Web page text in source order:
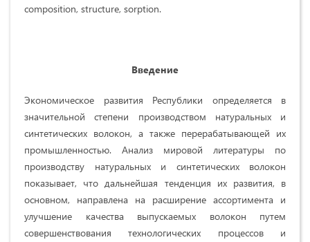
composition, structure, sorption.
Введение
Экономическое развития Республики определяется в
значительной степени производством натуральных и
синтетических волокон, а также перерабатывающей их
промышленностью. Анализ мировой литературы по
производству натуральных и синтетических волокон
показывает, что дальнейшая тенденция их развития, в
основном, направлена на расширение ассортимента и
улучшение качества выпускаемых волокон путем
совершенствования технологических процессов и